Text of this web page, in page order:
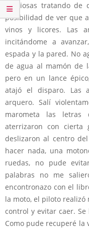
nerviosas tratando de
posibilidad de ver que
vinos y licores. Las
incitándome a
espada y la pared. No
de agua al mamón de
pero en un lance
atajó el disparo. Las
arquero. Salí
marometa las letras
aterrizaron con cierta
deslizaron al centro
hacer nada, una
ruedas, no pude
palabras no me
encontronazo con el
la moto, el piloto
control y evitar caer.
Como pude recuperé la